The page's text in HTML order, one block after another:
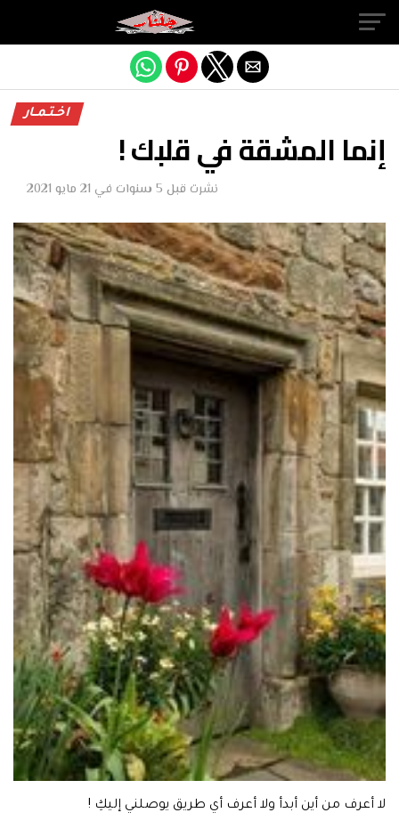
اخـتـمــار
إنما المشقة في قلبك !
نشرت قبل 5 سنوات في 21 مايو 2021
لا أعرف من أين أبدأ ولا أعرف أي طريق يوصلني إليكِ !
Exit mobile version